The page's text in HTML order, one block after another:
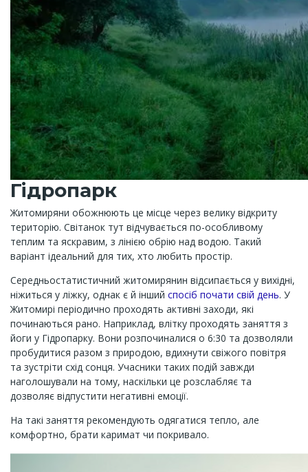
Гідропарк
Житомиряни обожнюють це місце через велику відкриту
територію. Світанок тут відчувається по-особливому
теплим та яскравим, з лінією обрію над водою. Такий
варіант ідеальний для тих, хто любить простір.
Середньостатистичний житомирянин відсипається у вихідні,
ніжиться у ліжку, однак є й інший спосіб почати свій день. У
Житомирі періодично проходять активні заходи, які
починаються рано. Наприклад, влітку проходять заняття з
йоги у Гідропарку. Вони розпочиналися о 6:30 та дозволяли
пробудитися разом з природою, вдихнути свіжого повітря
та зустріти схід сонця. Учасники таких подій завжди
наголошували на тому, наскільки це розслабляє та
дозволяє відпустити негативні емоції.
На такі заняття рекомендують одягатися тепло, але
комфортно, брати каримат чи покривало.